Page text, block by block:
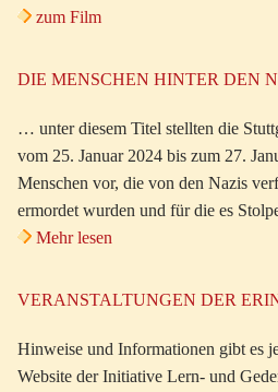
zum Film
DIE MENSCHEN HINTER DEN
… unter diesem Titel stellten die
vom 25. Januar 2024 bis zum 27.
Menschen vor, die von den Nazis
ermordet wurden und für die es
Mehr lesen
VERANSTALTUNGEN DER
Hinweise und Informationen gibt es
Website der Initiative Lern- und